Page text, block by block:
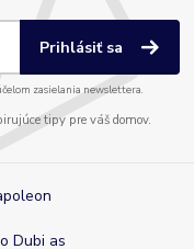
Prihlásiť sa
zasielania newslettera.
tipy pre váš domov.